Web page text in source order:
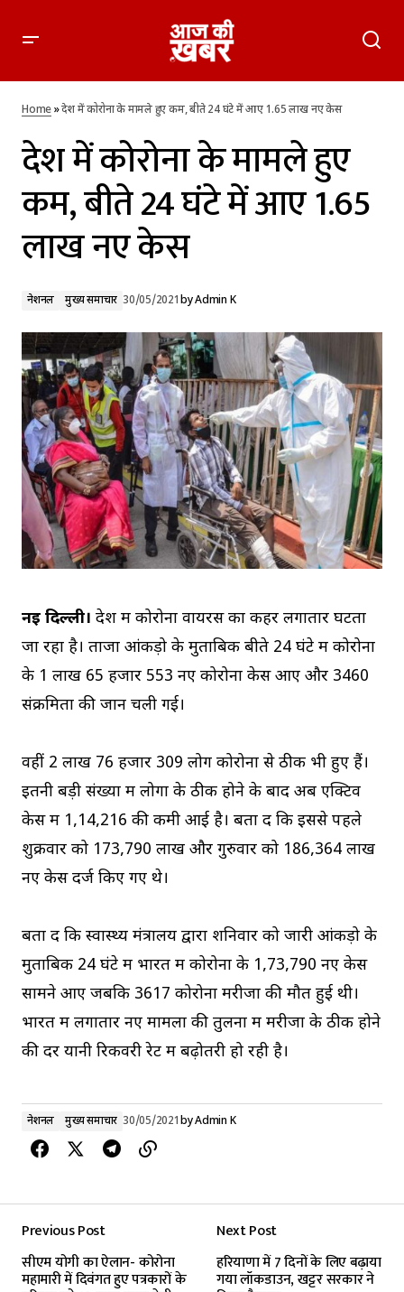
देश में कोरोना के मामले हुए कम, बीते 24 घंटे में आए 1.65 लाख नए केस
Home»देश में कोरोना के मामले हुए कम, बीते 24 घंटे में आए 1.65 लाख नए केस
देश में कोरोना के मामले हुए
कम, बीते 24 घंटे में आए 1.65
लाख नए केस
नेशनल मुख्य समाचार 30/05/2021byAdmin K
नई दिल्ली। देश में कोरोना वायरस का कहर लगातार घटता
जा रहा है। ताजा आंकड़ो के मुताबिक बीते 24 घंटे में कोरोना
के 1 लाख 65 हजार 553 नए कोरोना केस आए और 3460
संक्रमितों की जान चली गई।
वहीं 2 लाख 76 हजार 309 लोग कोरोना से ठीक भी हुए हैं।
इतनी बड़ी संख्या में लोगों के ठीक होने के बाद अब एक्टिव
केस में 1,14,216 की कमी आई है। बता दें कि इससे पहले
शुक्रवार को 173,790 लाख और गुरुवार को 186,364 लाख
नए केस दर्ज किए गए थे।
बता दें कि स्वास्थ्य मंत्रालय द्वारा शनिवार को जारी आंकड़ो के
मुताबिक 24 घंटे में भारत में कोरोना के 1,73,790 नए केस
सामने आए जबकि 3617 कोरोना मरीजों की मौत हुई थी।
भारत में लगातार नए मामलों की तुलना में मरीजों के ठीक होने
की दर यानी रिकवरी रेट में बढ़ोतरी हो रही है।
नेशनल मुख्य समाचार 30/05/2021byAdmin K
Previous Post
सीएम योगी का ऐलान- कोरोना
महामारी में दिवंगत हुए पत्रकारों के
Next Post
हरियाणा में 7 दिनों के लिए बढ़ाया
गया लॉकडाउन, खट्टर सरकार ने